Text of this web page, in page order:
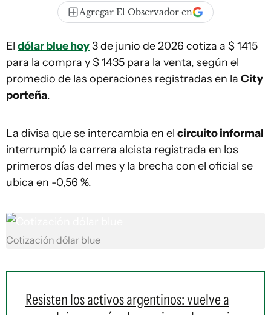
Agregar El Observador en
El dólar blue hoy3 de junio de 2026 cotiza a $ 1415
para la compra y $ 1435 para la venta, según el
promedio de las operaciones registradas en la City
porteña.
La divisa que se intercambia en el circuito informal
interrumpió la carrera alcista registrada en los
primeros días del mes y la brecha con el oficial se
ubica en -0,56 %.
Cotización dólar blue
Resisten los activos argentinos: vuelve a